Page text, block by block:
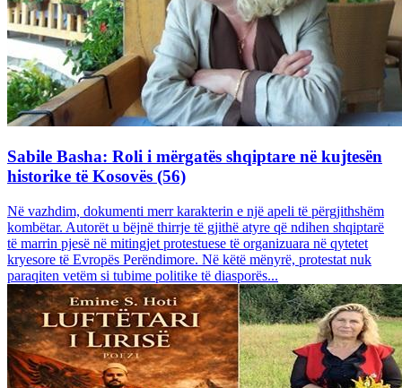
Sabile Basha: Roli i mërgatës shqiptare në kujtesën
historike të Kosovës (56)
Në vazhdim, dokumenti merr karakterin e një apeli të përgjithshëm
kombëtar. Autorët u bëjnë thirrje të gjithë atyre që ndihen shqiptarë
të marrin pjesë në mitingjet protestuese të organizuara në qytetet
kryesore të Evropës Perëndimore. Në këtë mënyrë, protestat nuk
paraqiten vetëm si tubime politike të diasporës...